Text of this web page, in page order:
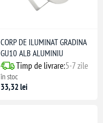
CORP DE ILUMINAT GRADINA
GU10 ALB ALUMINIU
Timp de livrare:5-7 zile
în stoc
33,32 lei